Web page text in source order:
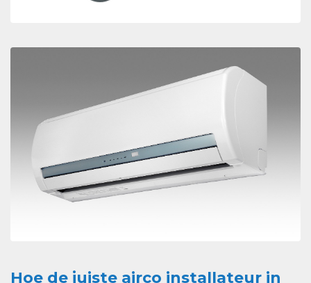
Hoe de juiste airco installateur in